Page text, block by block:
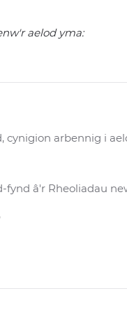
aelod yma:
cynigion arbennig i
fynd â'r Rheoliadau